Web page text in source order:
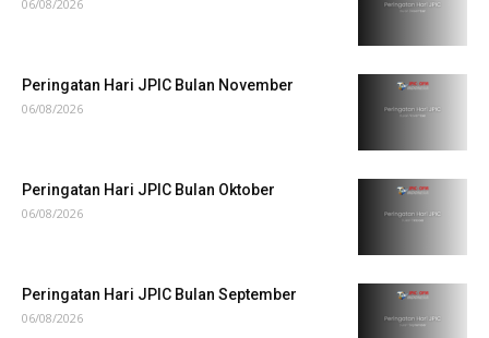
06/08/2026
Peringatan Hari JPIC Bulan November
06/08/2026
Peringatan Hari JPIC Bulan Oktober
06/08/2026
Peringatan Hari JPIC Bulan September
06/08/2026